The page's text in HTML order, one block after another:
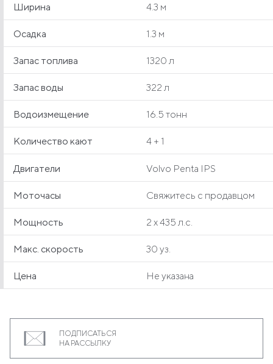
Ширина 4.3 м
Осадка 1.3 м
Запас топлива 1320 л
Запас воды 322 л
Водоизмещение 16.5 тонн
Количество кают 4 + 1
Двигатели Volvo Penta IPS
Моточасы Свяжитесь с продавцом
Мощность 2 x 435 л.с.
Макс. скорость 30 уз.
Цена Не указана
ПОДПИСАТЬСЯ
НА РАССЫЛКУ